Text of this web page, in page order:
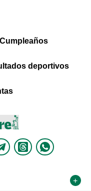
Cumpleaños
deportivos